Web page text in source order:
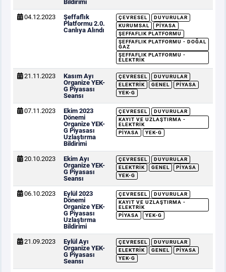
Bildirimi
04.12.2023
Şeffaflık
Platformu 2.0.
Canlıya Alındı
ÇEVRESEL
DUYURULAR
KURUMSAL
PIYASA
ŞEFFAFLIK PLATFORMU
ŞEFFAFLIK PLATFORMU - DOĞAL
GAZ
ŞEFFAFLIK PLATFORMU -
ELEKTRIK
21.11.2023
Kasım Ayı
Organize YEK-
G Piyasası
Seansı
ÇEVRESEL
DUYURULAR
ELEKTRIK
GENEL
PIYASA
YEK-G
07.11.2023
Ekim 2023
Dönemi
Organize YEK-
G Piyasası
Uzlaştırma
Bildirimi
ÇEVRESEL
DUYURULAR
KAYIT VE UZLAŞTIRMA -
ELEKTRIK
PIYASA
YEK-G
20.10.2023
Ekim Ayı
Organize YEK-
G Piyasası
Seansı
ÇEVRESEL
DUYURULAR
ELEKTRIK
GENEL
PIYASA
YEK-G
06.10.2023
Eylül 2023
Dönemi
Organize YEK-
G Piyasası
Uzlaştırma
Bildirimi
ÇEVRESEL
DUYURULAR
KAYIT VE UZLAŞTIRMA -
ELEKTRIK
PIYASA
YEK-G
21.09.2023
Eylül Ayı
Organize YEK-
G Piyasası
Seansı
ÇEVRESEL
DUYURULAR
ELEKTRIK
GENEL
PIYASA
YEK-G